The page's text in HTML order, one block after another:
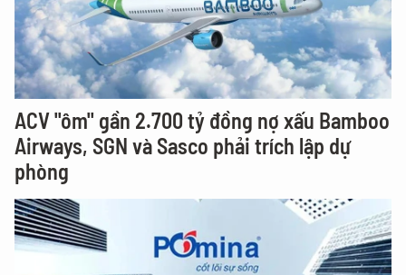
ACV "ôm" gần 2.700 tỷ đồng nợ xấu Bamboo
Airways, SGN và Sasco phải trích lập dự
phòng